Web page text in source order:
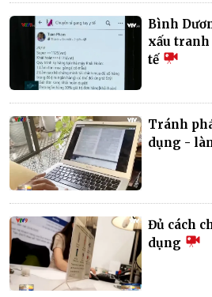
Bình
xấu
tế
Tránh
dụng -
Đủ cách
dụng